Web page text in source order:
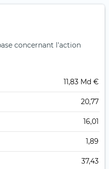
concernant l'action
11,83 Md €
20,77
16,01
1,89
37,43